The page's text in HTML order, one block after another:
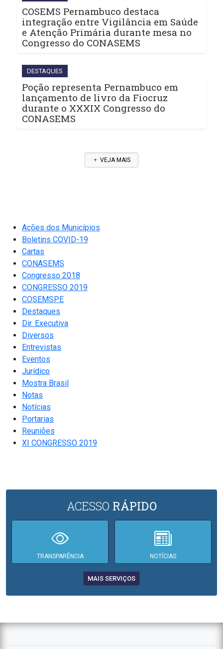
COSEMS Pernambuco destaca
integração entre Vigilância em Saúde
e Atenção Primária durante mesa no
Congresso do CONASEMS
DESTAQUES
Poção representa Pernambuco em
lançamento de livro da Fiocruz
durante o XXXIX Congresso do
CONASEMS
VEJA MAIS
Ações dos Municípios
Boletins COVID-19
Cartas
CONASEMS
Congresso 2018
CONGRESSO 2019
COSEMSPE
Destaques
Dir. Executiva
Diversos
Entrevistas
Eventos
Jurídico
Mostra Brasil
Notas
Notícias
Portarias
Reuniões
XI CONGRESSO 2019
ACESSO RÁPIDO
TRANSPARÊNCIA NOTÍCIAS
MAIS SERVIÇOS